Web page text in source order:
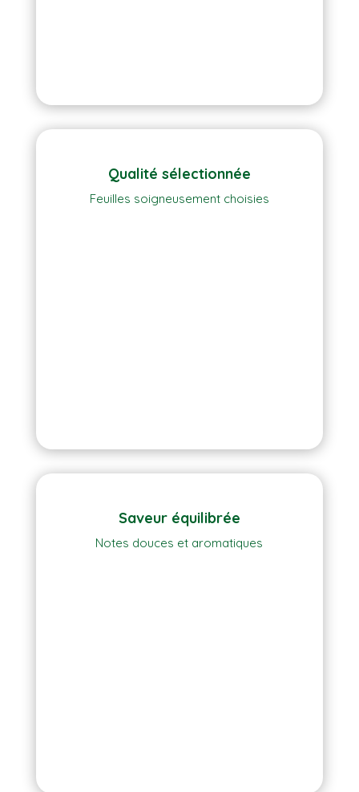
Qualité sélectionnée
Feuilles soigneusement choisies
Saveur équilibrée
Notes douces et aromatiques